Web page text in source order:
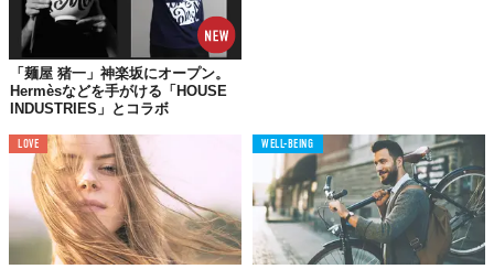
早く幸せになろう、と焦っている
「麺屋 猪一」神楽坂にオープン。
Hermèsなどを手がける「HOUSE
INDUSTRIES」とコラボ
LOVE WELL-BEING